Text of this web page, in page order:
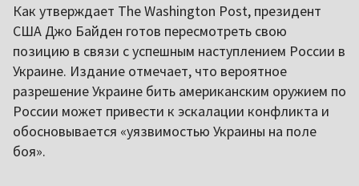
Как утверждает The Washington Post, президент
США Джо Байден готов пересмотреть свою
позицию в связи с успешным наступлением России в
Украине. Издание отмечает, что вероятное
разрешение Украине бить американским оружием по
России может привести к эскалации конфликта и
обосновывается «уязвимостью Украины на поле
боя».